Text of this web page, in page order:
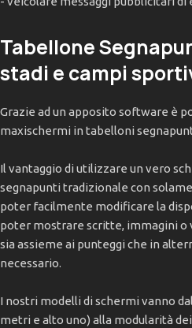
Tabellone
stadi e campi
Grazie ad un apposito software è
maxischermi in tabelloni
Il vantaggio di utilizzare un vero
segnapunti tradizionale con
poter facilmente modificare la
poter mostrare scritte, immagini o
sia assieme ai punteggi che in
necessario.
I nostri modelli di schermi vanno
metri e alto uno) alla modularità